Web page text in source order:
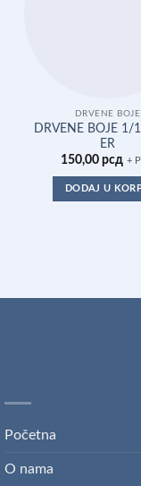
DRVENE BOJE
DRVENE BOJE 1/
ER
150,00рсд +
DODAJ U
Početna
O nama